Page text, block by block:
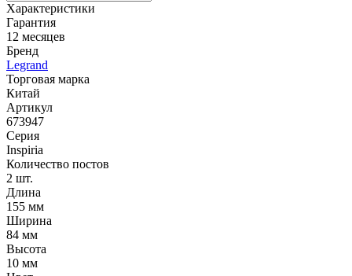
Характеристики
Гарантия
12 месяцев
Бренд
Legrand
Торговая марка
Китай
Артикул
673947
Серия
Inspiria
Количество постов
2 шт.
Длина
155 мм
Ширина
84 мм
Высота
10 мм